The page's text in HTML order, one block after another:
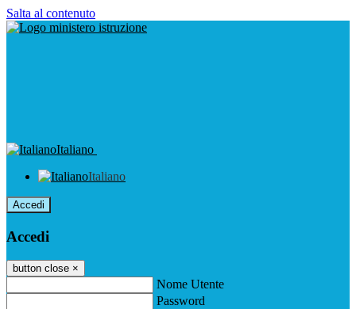
Salta al contenuto
Italiano
Italiano
Accedi
Accedi
button close ×
Nome Utente
Password